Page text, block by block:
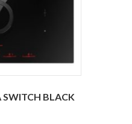
SWITCH BLACK